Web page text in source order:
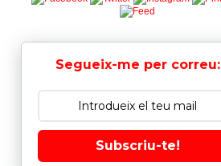
Segueix-me per correu:
Subscriu-te!